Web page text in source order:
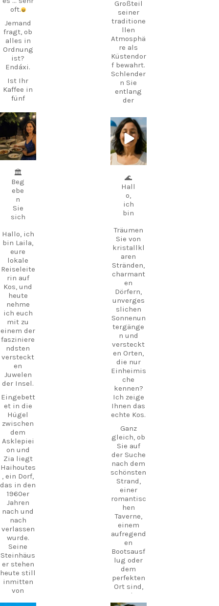
oft.
Jemand
fragt, ob
alles in
Ordnung
ist?
Endáxi.
Ist Ihr
Kaffee in
fünf
fertig?
Endáxi.
Triffst du
dich
später
deinen
Freunden
am
Strand?
Endáxi!
Es ist
eines
dieser
kleinen
Wörter,
durch die
Griechisc
h
plötzlich
viel
einfacher
erscheint.
Aussprac
he: en-
DAH-xi
Griechisc
h: Εντάξει
mal, es
laut
auszuspre
chen:
Ähm… DÁ…
xi.
Wenn du
das
nächste
Mal auf
Kos bist,
halte mal
die Ohren
offen.
Sobald du
es kennst,
wirst du
es
plötzlich
überall
hören.
Großteil
seiner
traditione
llen
Atmosphä
re als
Küstendor
f bewahrt.
Schlender
n Sie
entlang
der
nade,
gönnen
Sie sich
frischen
Fisch oder
einen
hen Kaffee
und
bleiben
Sie noch
ein wenig,
dieser
Sonnenun
tergänge
zu
genießen,
bei denen
man die
Zeit
vergisst.
Der Hafen
ist
außerdem
der
Abfahrtso
rt für
Fähren
zur
nahegele
genen
Insel
Kalymnos
wenn Sie
Ihr Kos-
Abenteuer
um ein
wenig
Inselhopp
ing
ergänzen
möchten.
CarpeDie
m-Tipp:
Fahren
Sie nicht
einfach
nur durch
Mastichar
i, wenn
Sie zur
carpediem.tr
avel.guide
5. Juli
🏛️
Beg
ebe
n
Sie
sich
Hallo, ich
bin Laila,
eure
lokale
Reiseleite
rin auf
Kos, und
heute
nehme
ich euch
mit zu
einem der
fasziniere
ndsten
versteckt
en
Juwelen
der Insel.
Eingebett
et in die
Hügel
zwischen
dem
Asklepiei
on und
Zia liegt
Haihoutes
, ein Dorf,
das in den
1960er
Jahren
nach und
nach
verlassen
wurde.
Seine
Steinhäus
er stehen
heute still
inmitten
von
carpediem.tr
avel.guide
25. Juni
🌊
Hall
o,
ich
bin
Träumen
Sie von
kristallkl
aren
Stränden,
charmant
en
Dörfern,
unverges
slichen
Sonnenun
tergänge
n und
versteckt
en Orten,
die nur
Einheimis
che
kennen?
Ich zeige
Ihnen das
echte Kos.
Ganz
gleich, ob
Sie auf
der Suche
nach dem
schönsten
Strand,
einer
romantisc
hen
Taverne,
einem
aufregend
en
Bootsausf
lug oder
dem
perfekten
Ort sind,
um den
Sonnenun